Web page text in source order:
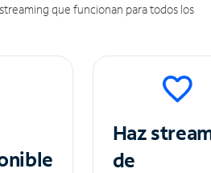
que funcionan para todos los
Haz
de